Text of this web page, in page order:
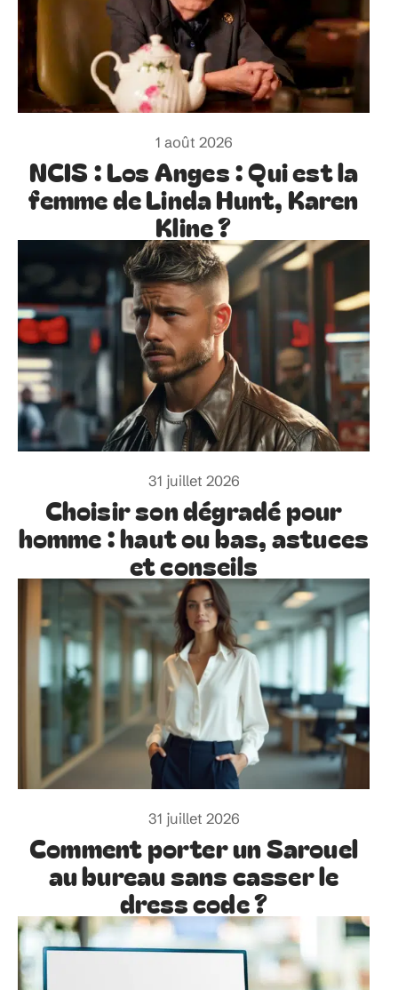
1 août 2026
NCIS : Los Anges : Qui est la
femme de Linda Hunt, Karen
Kline ?
31 juillet 2026
Choisir son dégradé pour
homme : haut ou bas, astuces
et conseils
31 juillet 2026
Comment porter un Sarouel
au bureau sans casser le
dress code ?